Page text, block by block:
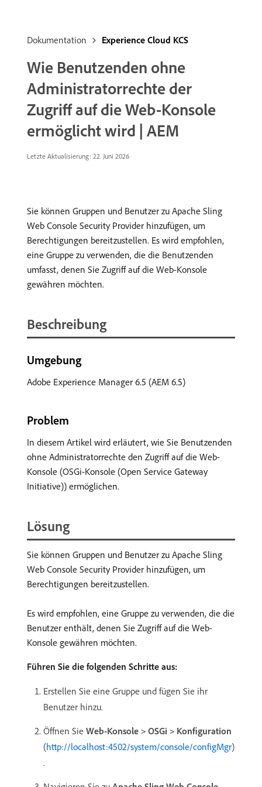
Dokumentation Experience Cloud KCS
Wie Benutzenden ohne
Administratorrechte der
Zugriff auf die Web-Konsole
ermöglicht wird | AEM
Letzte Aktualisierung: 22. Juni 2026
Sie können Gruppen und Benutzer zu Apache Sling
Web Console Security Provider hinzufügen, um
Berechtigungen bereitzustellen. Es wird empfohlen,
eine Gruppe zu verwenden, die die Benutzenden
umfasst, denen Sie Zugriff auf die Web-Konsole
gewähren möchten.
Beschreibung
Umgebung
Adobe Experience Manager 6.5 (AEM 6.5)
Problem
In diesem Artikel wird erläutert, wie Sie Benutzenden
ohne Administratorrechte den Zugriff auf die Web-
Konsole (OSGi-Konsole (Open Service Gateway
Initiative)) ermöglichen.
Lösung
Sie können Gruppen und Benutzer zu Apache Sling
Web Console Security Provider hinzufügen, um
Berechtigungen bereitzustellen.
Es wird empfohlen, eine Gruppe zu verwenden, die die
Benutzer enthält, denen Sie Zugriff auf die Web-
Konsole gewähren möchten.
Führen Sie die folgenden Schritte aus:
Erstellen Sie eine Gruppe und fügen Sie ihr
Benutzer hinzu.
Öffnen Sie Web-Konsole > OSGi > Konfiguration
(http://localhost:4502/system/console/configMgr)
.